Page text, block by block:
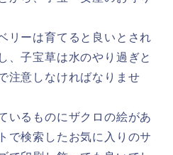
リーは育てると良いとされ
、子宝草は水のやり過ぎと
注意しなければなりませ
いるものにザクロの絵があ
で検索したお気に入りのサ